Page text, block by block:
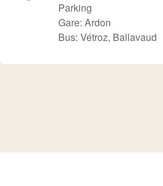
Parking
Gare: Ardon
Bus: Vétroz, Ballavaud